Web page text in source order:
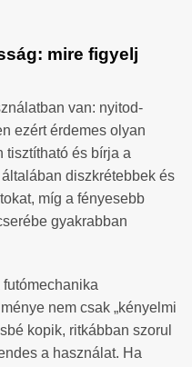
mire figyelj
van: nyitod-
ezért érdemes olyan
tisztítható és bírja a
diszkrétebbek és
míg a fényesebb
gyakrabban
nem csak „kényelmi
kopik, ritkábban szorul
a használat. Ha